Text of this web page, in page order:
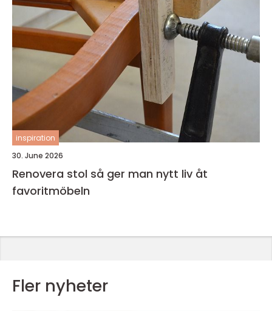
inspiration
30. June 2026
Renovera stol så ger man nytt liv åt
favoritmöbeln
Fler nyheter